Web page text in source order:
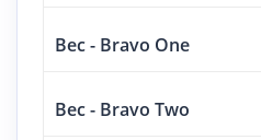
Вес - Bravo One
Вес - Bravo Two